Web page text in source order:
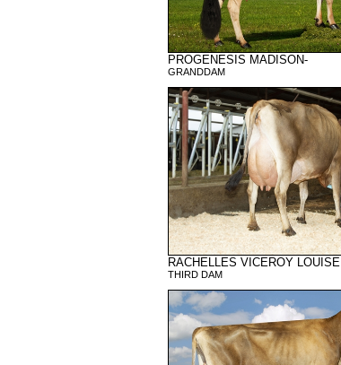
PROGENESIS MADISON-
GRANDDAM
RACHELLES VICEROY LOUISE
THIRD DAM